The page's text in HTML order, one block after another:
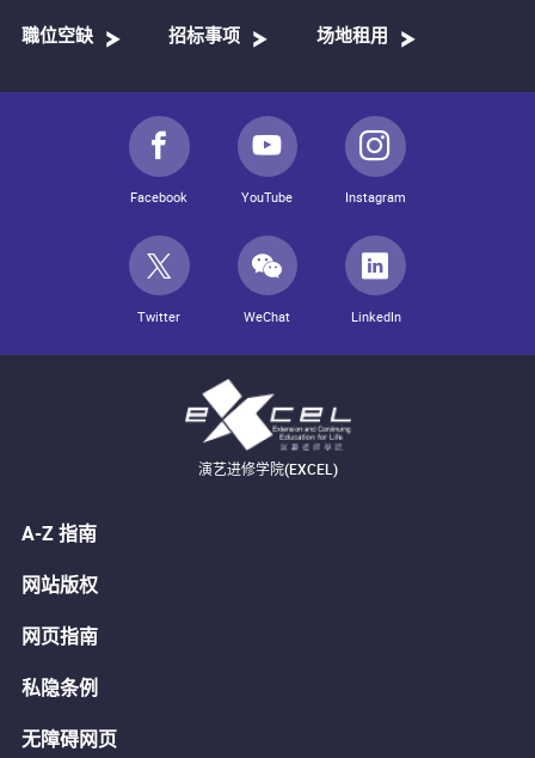
職位空缺 招标事项 场地租用
Facebook YouTube Instagram
Twitter WeChat LinkedIn
演艺进修学院(EXCEL)
A-Z 指南
网站版权
网页指南
私隐条例
无障碍网页